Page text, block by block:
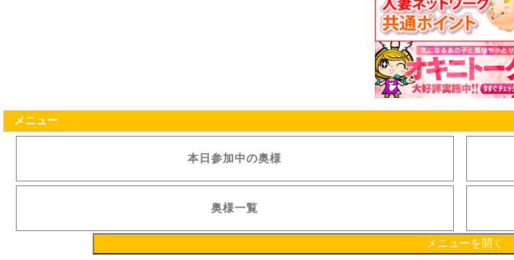
メニュー
本日参加中の奥様
奥様一覧
メニューを開く